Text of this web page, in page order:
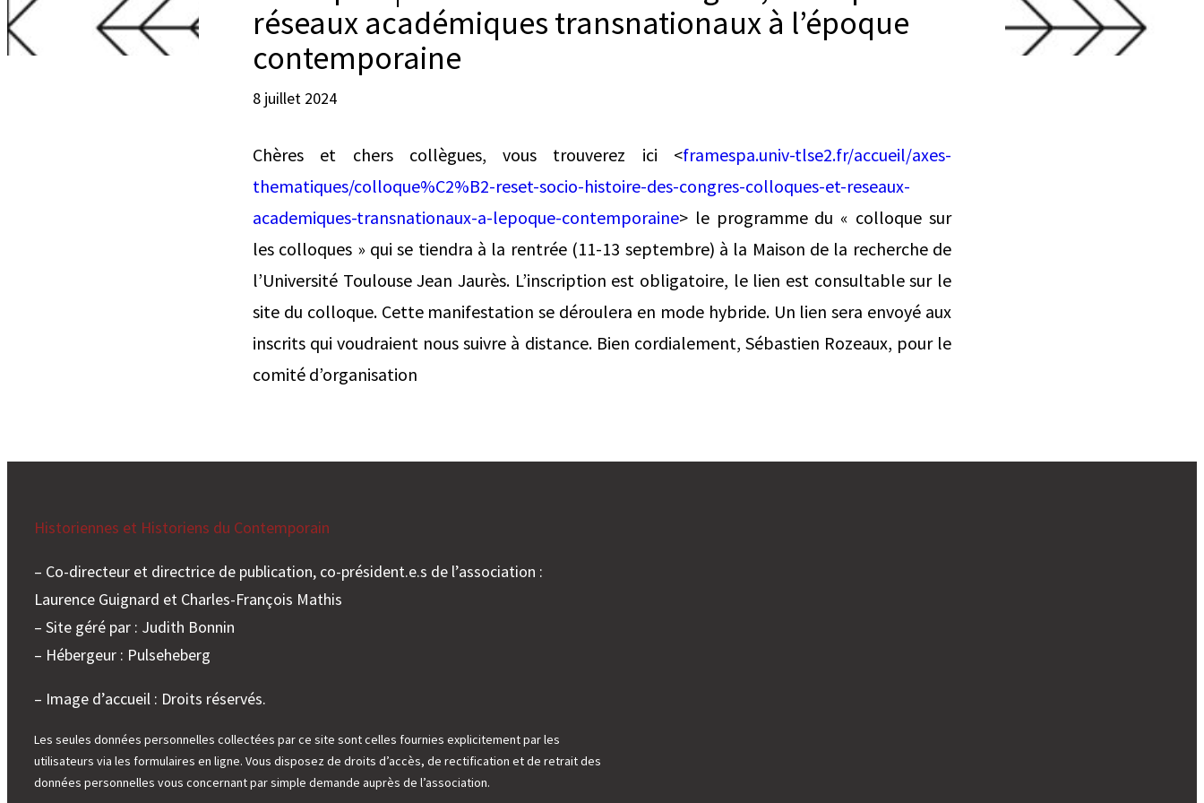
réseaux académiques transnationaux à l’époque
contemporaine
8 juillet 2024
Chères et chers collègues, vous trouverez ici <framespa.univ-tlse2.fr/accueil/axes-
thematiques/colloque%C2%B2-reset-socio-histoire-des-congres-colloques-et-reseaux-
academiques-transnationaux-a-lepoque-contemporaine> le programme du « colloque sur
les colloques » qui se tiendra à la rentrée (11-13 septembre) à la Maison de la recherche de
l’Université Toulouse Jean Jaurès. L’inscription est obligatoire, le lien est consultable sur le
site du colloque. Cette manifestation se déroulera en mode hybride. Un lien sera envoyé aux
inscrits qui voudraient nous suivre à distance. Bien cordialement, Sébastien Rozeaux, pour le
comité d’organisation
Historiennes et Historiens du Contemporain
– Co-directeur et directrice de publication, co-président.e.s de l’association :
Laurence Guignard et Charles-François Mathis
– Site géré par : Judith Bonnin
– Hébergeur : Pulseheberg
– Image d’accueil : Droits réservés.
Les seules données personnelles collectées par ce site sont celles fournies explicitement par les
utilisateurs via les formulaires en ligne. Vous disposez de droits d’accès, de rectification et de retrait des
données personnelles vous concernant par simple demande auprès de l’association.